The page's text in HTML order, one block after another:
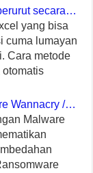
secara…
yang bisa
cuma lumayan
Cara metode
otomatis
Wannacry /…
Malware